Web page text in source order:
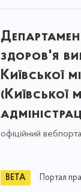
здоров'я
Київської
(Київської
офіційний
Портал